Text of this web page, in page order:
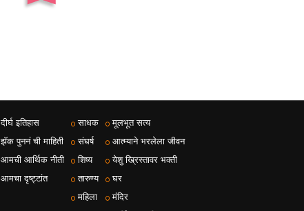
दीर्घ इतिहास
झॅक पुननं ची माहिती
आमची आर्थिक नीती
आमचा दृष्ट्टांत
साधक
संघर्ष
शिष्य
तारुण्य
महिला
मूलभूत सत्य
आत्म्याने भरलेला जीवन
येशु ख्रिस्तावर भक्ती
घर
मंदिर